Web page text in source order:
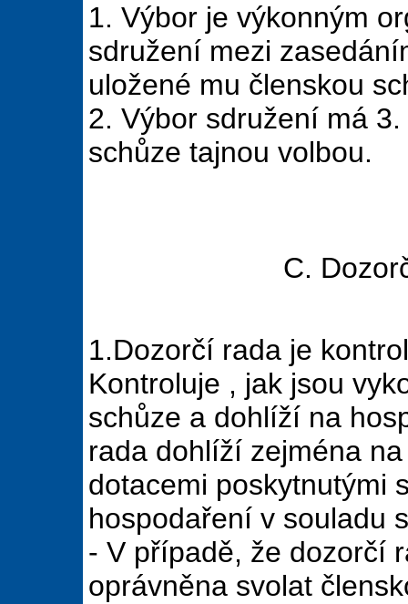
1. Výbor je výkonným
sdružení mezi
uložené mu členskou
2. Výbor sdružení má
schůze tajnou volbou.
C.
1.Dozorčí rada je
Kontroluje , jak jsou
schůze a dohlíží na
rada dohlíží zejména
dotacemi poskytnutými
hospodaření v souladu
- V případě, že dozorčí
oprávněna svolat